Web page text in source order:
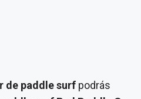
de paddle surf podrás